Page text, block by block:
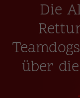
Die
über